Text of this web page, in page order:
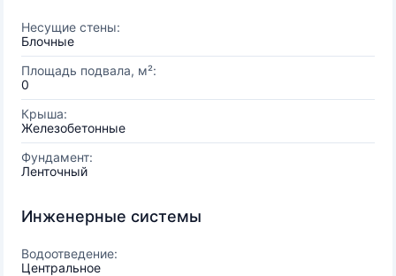
Несущие стены:
Блочные
Площадь подвала, м²:
0
Крыша:
Железобетонные
Фундамент:
Ленточный
Инженерные системы
Водоотведение:
Центральное